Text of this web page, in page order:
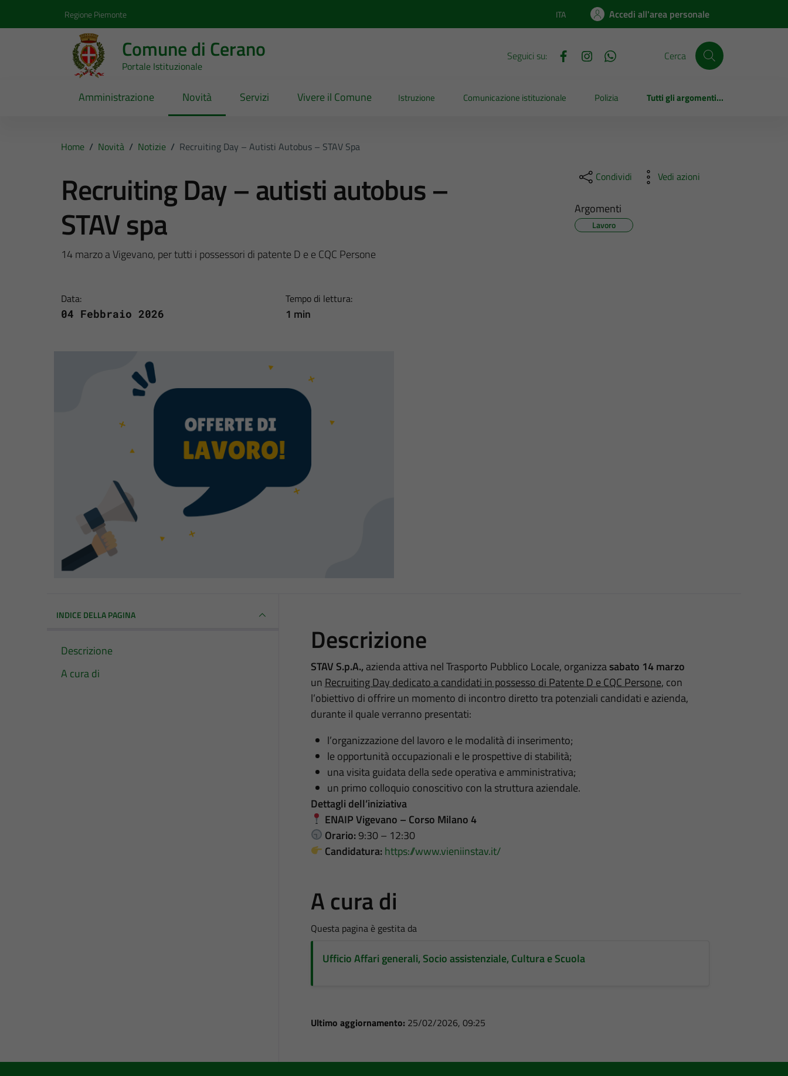
Regione Piemonte Lingua attiva:
ITA Accedi all'area personale
Comune di Cerano
Portale Istituzionale
Seguici su: Cerca
Amministrazione Novità Servizi Vivere il Comune Istruzione Comunicazione istituzionale Polizia Tutti gli argomenti...
Home / Novità / Notizie / Recruiting Day – Autisti Autobus – STAV Spa
Recruiting Day – autisti autobus –
STAV spa
14 marzo a Vigevano, per tutti i possessori di patente D e e CQC Persone
Data:
04 Febbraio 2026
Tempo di lettura:
1 min
Condividi Vedi azioni
Argomenti
Lavoro
INDICE DELLA PAGINA
Descrizione
A cura di
Descrizione
STAV S.p.A., azienda attiva nel Trasporto Pubblico Locale, organizzasabato 14 marzo
un Recruiting Day dedicato a candidati in possesso di Patente D e CQC Persone, con
l’obiettivo di offrire un momento di incontro diretto tra potenziali candidati e azienda,
durante il quale verranno presentati:
l’organizzazione del lavoro e le modalità di inserimento;
le opportunità occupazionali e le prospettive di stabilità;
una visita guidata della sede operativa e amministrativa;
un primo colloquio conoscitivo con la struttura aziendale.
Dettagli dell’iniziativa
ENAIP Vigevano – Corso Milano 4
Orario: 9:30 – 12:30
Candidatura: https://www.vieniinstav.it/
A cura di
Questa pagina è gestita da
Ufficio Affari generali, Socio assistenziale, Cultura e Scuola
Ultimo aggiornamento: 25/02/2026, 09:25